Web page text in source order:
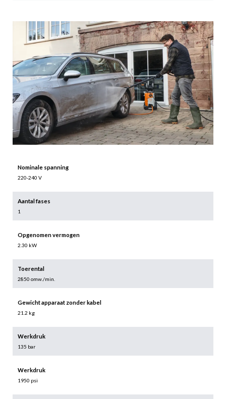
Nominale spanning
220-240 V
Aantal fases
1
Opgenomen vermogen
2.30 kW
Toerental
2850 omw./min.
Gewicht apparaat zonder kabel
21.2 kg
Werkdruk
135 bar
Werkdruk
1950 psi